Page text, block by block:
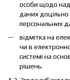
особи щодо
даних доцільно
персональних
відмітка на
чи в
системі на
рішень.